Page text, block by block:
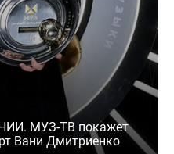
МУЗ-ТВ покажет
Вани Дмитриенко